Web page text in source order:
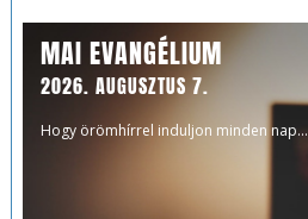
MAI EVANGÉLIUM
2026. AUGUSZTUS 7.
Hogy örömhírrel induljon minden nap...